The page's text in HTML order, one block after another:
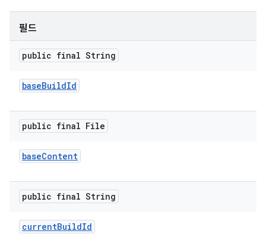
필드
public final String
baseBuildId
public final File
baseContent
public final String
currentBuildId